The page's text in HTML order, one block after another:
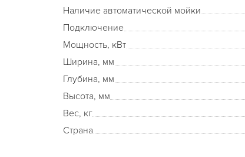
Наличие автоматической мойки
Подключение
Мощность, кВт
Ширина, мм
Глубина, мм
Высота, мм
Вес, кг
Страна